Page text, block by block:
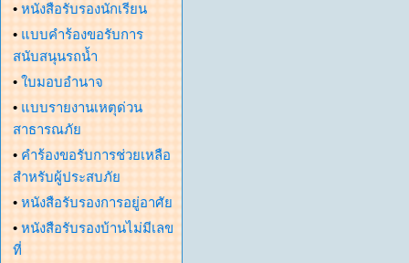
• หนังสือรับรองนักเรียน
• แบบคำร้องขอรับการ
สนับสนุนรถน้ำ
• ใบมอบอำนาจ
• แบบรายงานเหตุด่วน
สาธารณภัย
• คำร้องขอรับการช่วยเหลือ
สำหรับผู้ประสบภัย
• หนังสือรับรองการอยู่อาศัย
• หนังสือรับรองบ้านไม่มีเลข
ที่